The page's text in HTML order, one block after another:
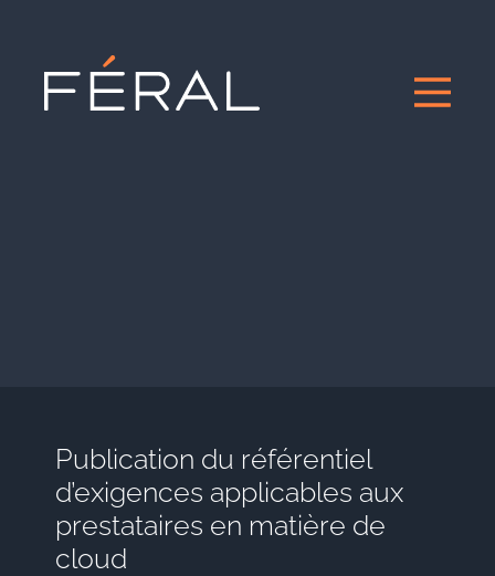
Publication du référentiel
d’exigences applicables aux
prestataires en matière de
cloud